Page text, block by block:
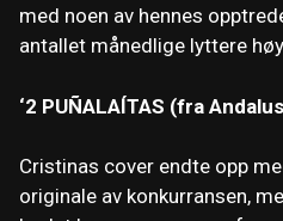
med noen av hennes
antallet månedlige lyttere
‘2 PUÑALAÍTAS (fra
Cristinas cover endte opp
originale av konkurransen,